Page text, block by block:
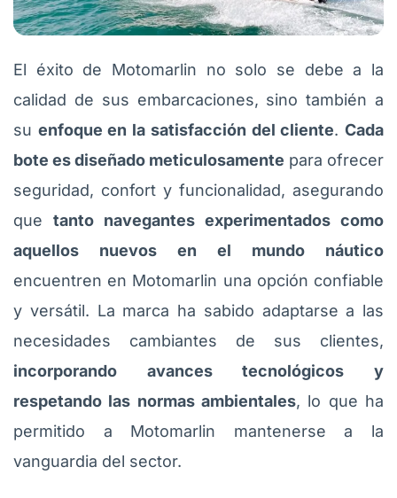
El éxito de Motomarlin no solo se debe a la
calidad de sus embarcaciones, sino también a
su enfoque en la satisfacción del cliente.Cada
bote es diseñado meticulosamente para ofrecer
seguridad, confort y funcionalidad, asegurando
que tanto navegantes experimentados como
aquellos nuevos en el mundo náutico
encuentren en Motomarlin una opción confiable
y versátil. La marca ha sabido adaptarse a las
necesidades cambiantes de sus clientes,
incorporando avances tecnológicos y
respetando las normas ambientales, lo que ha
permitido a Motomarlin mantenerse a la
vanguardia del sector.